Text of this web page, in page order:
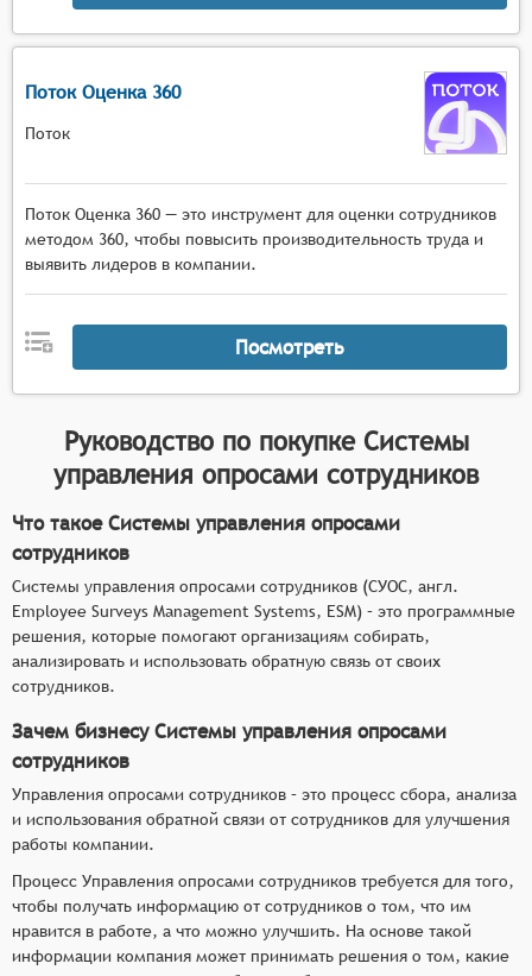
Поток Оценка 360
Поток
Поток Оценка 360 — это инструмент для оценки сотрудников
методом 360, чтобы повысить производительность труда и
выявить лидеров в компании.
Посмотреть
Руководство по покупке Системы
управления опросами сотрудников
Что такое Системы управления опросами
сотрудников
Системы управления опросами сотрудников (СУОС, англ.
Employee Surveys Management Systems, ESM) – это программные
решения, которые помогают организациям собирать,
анализировать и использовать обратную связь от своих
сотрудников.
Зачем бизнесу Системы управления опросами
сотрудников
Управления опросами сотрудников – это процесс сбора, анализа
и использования обратной связи от сотрудников для улучшения
работы компании.
Процесс Управления опросами сотрудников требуется для того,
чтобы получать информацию от сотрудников о том, что им
нравится в работе, а что можно улучшить. На основе такой
информации компания может принимать решения о том, какие